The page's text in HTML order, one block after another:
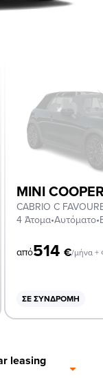
MINI
4 Άτομα•Αυτόματο•
από514 €/μήνα
ΣΕ ΣΥΝΔΡΟΜΉ
leasing